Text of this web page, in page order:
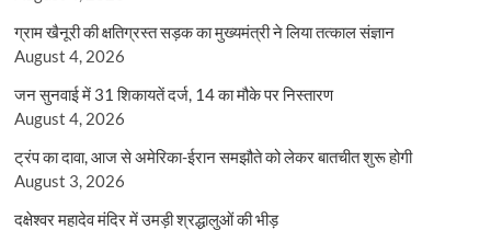
ग्राम खैनूरी की क्षतिग्रस्त सड़क का मुख्यमंत्री ने लिया तत्काल संज्ञान
August 4, 2026
जन सुनवाई में 31 शिकायतें दर्ज, 14 का मौके पर निस्तारण
August 4, 2026
ट्रंप का दावा, आज से अमेरिका-ईरान समझौते को लेकर बातचीत शुरू होगी
August 3, 2026
दक्षेश्वर महादेव मंदिर में उमड़ी श्रद्धालुओं की भीड़